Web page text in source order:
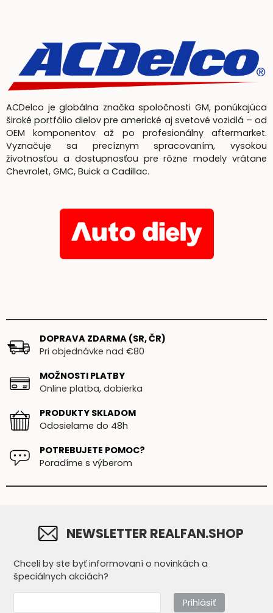
ACDelco je globálna značka spoločnosti GM, ponúkajúca
široké portfólio dielov pre americké aj svetové vozidlá – od
OEM komponentov až po profesionálny aftermarket.
Vyznačuje sa precíznym spracovaním, vysokou
životnosťou a dostupnosťou pre rôzne modely vrátane
Chevrolet, GMC, Buick a Cadillac.
DOPRAVA ZDARMA (SR, ČR)
Pri objednávke nad €80
MOŽNOSTI PLATBY
Online platba, dobierka
PRODUKTY SKLADOM
Odosielame do 48h
POTREBUJETE POMOC?
Poradíme s výberom
NEWSLETTER REALFAN.SHOP
Chceli by ste byť informovaní o novinkách a
špeciálnych akciách?
Prihlásiť